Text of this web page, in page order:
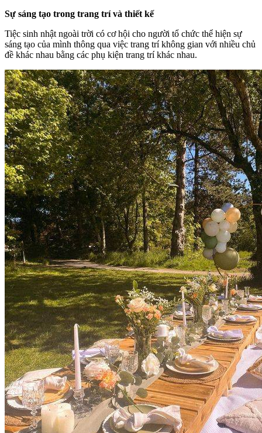
Sự sáng tạo trong trang trí và thiết kế
Tiệc sinh nhật ngoài trời có cơ hội cho người tổ chức thể hiện sự
sáng tạo của mình thông qua việc trang trí không gian với nhiều chủ
đề khác nhau bằng các phụ kiện trang trí khác nhau.